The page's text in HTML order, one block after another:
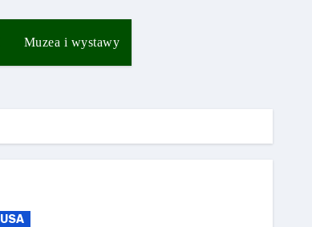
Muzea i wystawy
USA